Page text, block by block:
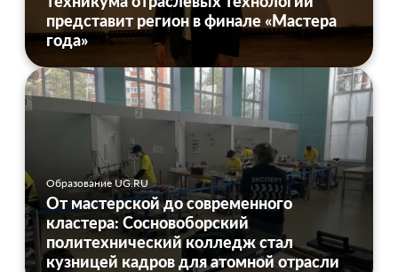
представит регион в финале «Мастера
года»
Образование UG.RU
От мастерской до современного
кластера: Сосновоборский
политехнический колледж стал
кузницей кадров для атомной отрасли